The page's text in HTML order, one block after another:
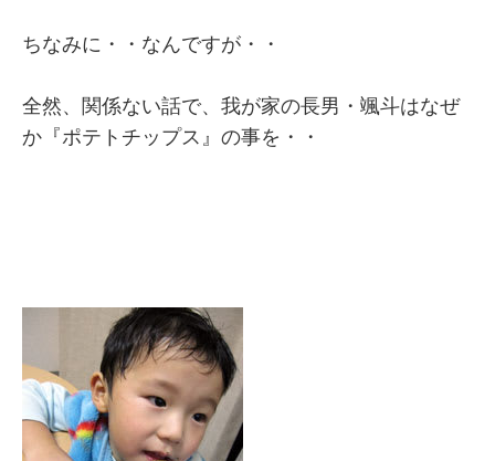
ちなみに・・なんですが・・
全然、関係ない話で、我が家の長男・颯斗はなぜ
か『ポテトチップス』の事を・・